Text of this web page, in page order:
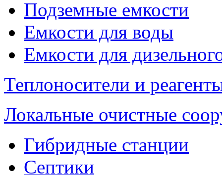
Подземные емкости
Емкости для воды
Емкости для
Теплоносители и
Локальные очистные
Гибридные станции
Септики